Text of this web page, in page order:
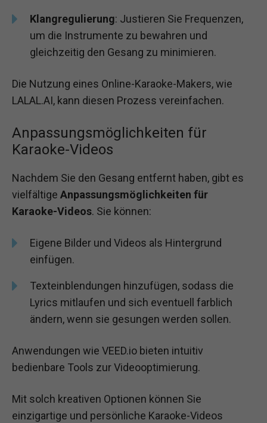
Klangregulierung: Justieren Sie Frequenzen,
um die Instrumente zu bewahren und
gleichzeitig den Gesang zu minimieren.
Die Nutzung eines Online-Karaoke-Makers, wie
LALAL.AI, kann diesen Prozess vereinfachen.
Anpassungsmöglichkeiten für
Karaoke-Videos
Nachdem Sie den Gesang entfernt haben, gibt es
vielfältige Anpassungsmöglichkeiten für
Karaoke-Videos. Sie können:
Eigene Bilder und Videos als Hintergrund
einfügen.
Texteinblendungen hinzufügen, sodass die
Lyrics mitlaufen und sich eventuell farblich
ändern, wenn sie gesungen werden sollen.
Anwendungen wie VEED.io bieten intuitiv
bedienbare Tools zur Videooptimierung.
Mit solch kreativen Optionen können Sie
einzigartige und persönliche Karaoke-Videos